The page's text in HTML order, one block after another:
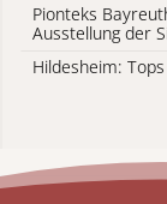
Pionteks
Ausstellung der
Hildesheim: